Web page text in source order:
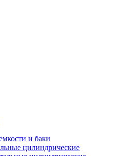
и баки
цилиндрические